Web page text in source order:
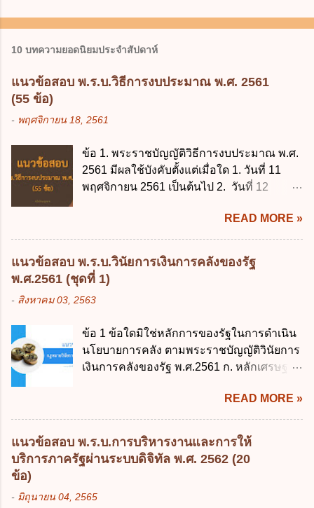
10 บทความยอดนิยมประจำสัปดาห์
แนวข้อสอบ พ.ร.บ.วิธีการงบประมาณ พ.ศ. 2561
(55 ข้อ)
- พฤศจิกายน 18, 2561
ข้อ 1. พระราชบัญญัติวิธีการงบประมาณ พ.ศ.
2561 มีผลใช้บังคับตั้งแต่เมื่อใด 1. วันที่ 11
พฤศจิกายน 2561 เป็นต้นไป 2. วันที่ 12
พฤศจิกายน 2561 เป็นต้นไป 4. วันที่ 14
พฤศจิกายน 2561 เป็นต้นไป ข้อ 2. พระราช
บัญญัติวิธีการงบประมาณ พ.ศ. 2561 ไม่ได้
ยกเลิกกฎหมายฉบับใด 1. พระราชบัญญัติวิธี
การงบประมาณ พ.ศ. 2502 2. พระราชบัญญัติ
วิธีการงบประมาณ (ฉบับที่ 3) พ.ศ. 2511 3.
พ.ศ. 2544 4. ประกาศของคณะปฏิวัติ ฉบับที่
203 ลงวันที่ 31 สิงหาคม 2515 ข้อ 3. ข้อใดไม่
ถูกต้อง 1. นายกรัฐมนตรีมีอำนาจออกกฎเพื่อ
ประมาณ พ.ศ. 2561 2. นายกรัฐมนตรีเป็นผู้
รักษาการตามพระราช บัญญัติวิธีการงบ
ประมาณ พ.ศ. 2561 3. รัฐมนตรีว่าการ
กระทรวงการคลัง เป็นผู้รักษาการตามพระ
READ MORE »
แนวข้อสอบ พ.ร.บ.วินัยการเงินการคลังของรัฐ
พ.ศ.2561 (ชุดที่ 1)
- สิงหาคม 03, 2563
ข้อ 1 ข้อใดมิใช่หลักการของรัฐในการดำเนิน
นโยบายการคลัง ตามพระราชบัญญัติวินัยการ
เงินการคลังของรัฐ พ.ศ.2561 ก. หลักเศรษฐกิจ
เศรษฐกิจ ค. หลักการพัฒนาทางเศรษฐกิจ
อย่างยั่งยืน ง. หลักความเป็นธรรมในสังคม ข้อ
2 สัดส่วนหนี้สาธารณะต่อผลิตภัณฑ์มวลรวม
ในประเทศเพื่อใช้เป็นกรอบในการบริหารหนี้
สาธารณะเป็นไปตามข้อใด ก. ไม่เกินร้อยละ 5
เกินร้อยละ 60 ข้อ 3 กฎหมายว่าด้วยวินัยการ
READ MORE »
แนวข้อสอบ พ.ร.บ.การบริหารงานและการให้
บริการภาครัฐผ่านระบบดิจิทัล พ.ศ. 2562 (20
ข้อ)
- มิถุนายน 04, 2565